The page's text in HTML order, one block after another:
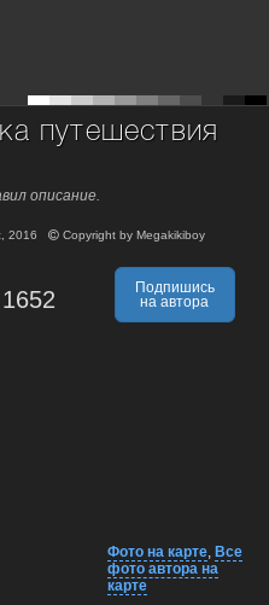
путешествия
описание.
2016 Copyright by Megakikiboy
1652
Подпишись
на автора
Фото на карте, Все
фото автора на
карте